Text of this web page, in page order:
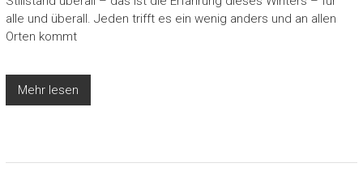
alle und überall. Jeden trifft es ein wenig anders und an allen
Orten kommt
Mehr lesen